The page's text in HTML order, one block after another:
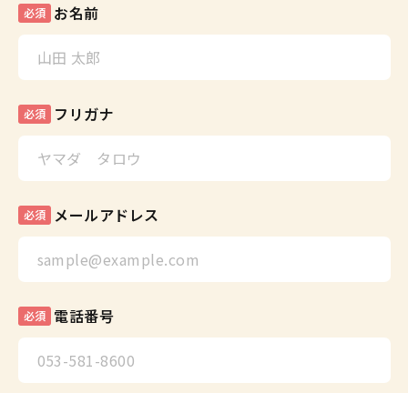
必須 お名前
必須 フリガナ
必須 メールアドレス
必須 電話番号